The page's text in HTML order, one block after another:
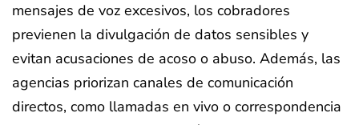
mensajes de voz excesivos, los cobradores
previenen la divulgación de datos sensibles y
evitan acusaciones de acoso o abuso. Además, las
agencias priorizan canales de comunicación
directos, como llamadas en vivo o correspondencia